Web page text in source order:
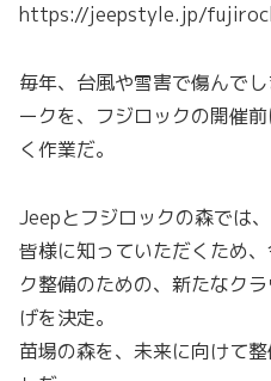
https://jeepstyle.jp/
毎年、台風や雪害で傷んで
ークを、フジロックの開催
く作業だ。
Jeepとフジロックの森では
皆様に知っていただくため
ク整備のための、新たなク
げを決定。
苗場の森を、未来に向けて